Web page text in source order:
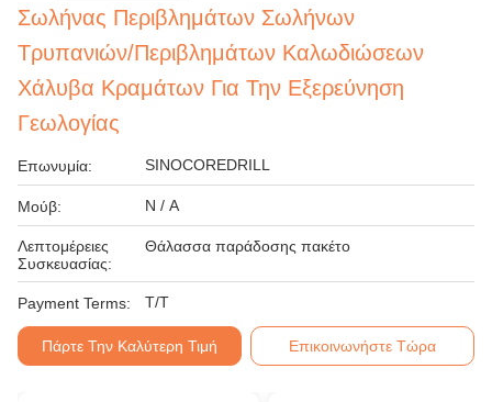
Σωλήνας Περιβλημάτων Σωλήνων
Τρυπανιών/περιβλημάτων Καλωδιώσεων
Χάλυβα Κραμάτων Για Την Εξερεύνηση
Γεωλογίας
Επωνυμία: SINOCOREDRILL
Μούβ: N / A
Λεπτομέρειες
Συσκευασίας:
Θάλασσα παράδοσης πακέτο
Payment Terms: T/T
Πάρτε Την Καλύτερη Τιμή Επικοινωνήστε Τώρα